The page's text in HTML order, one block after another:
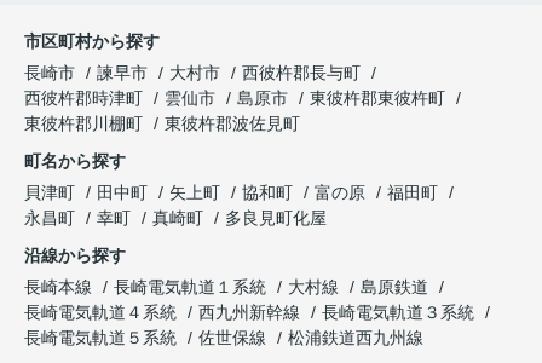
市区町村から探す
長崎市
諫早市 大村市
西彼杵郡長与町
西彼杵郡時津町
雲仙市 島原市
東彼杵郡東彼杵町
東彼杵郡川棚町
東彼杵郡波佐見町
町名から探す
貝津町
田中町 矢上町 協和町 富の原
福田町
永昌町
幸町 真崎町
多良見町化屋
沿線から探す
長崎本線
長崎電気軌道１系統 大村線
島原鉄道
長崎電気軌道４系統
西九州新幹線
長崎電気軌道３系統
長崎電気軌道５系統
佐世保線
松浦鉄道西九州線